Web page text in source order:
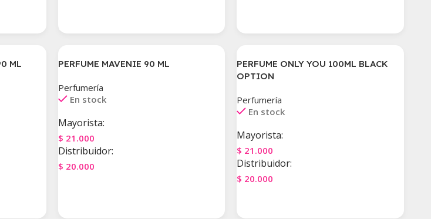
ML PERFUME MAVENIE 90 ML
Perfumería
En stock
Mayorista:
$ 21.000
Distribuidor:
$ 20.000
PERFUME ONLY YOU 100ML BLACK
OPTION
Perfumería
En stock
Mayorista:
$ 21.000
Distribuidor:
$ 20.000